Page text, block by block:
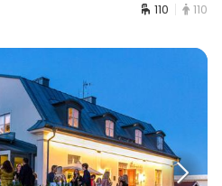
110 110